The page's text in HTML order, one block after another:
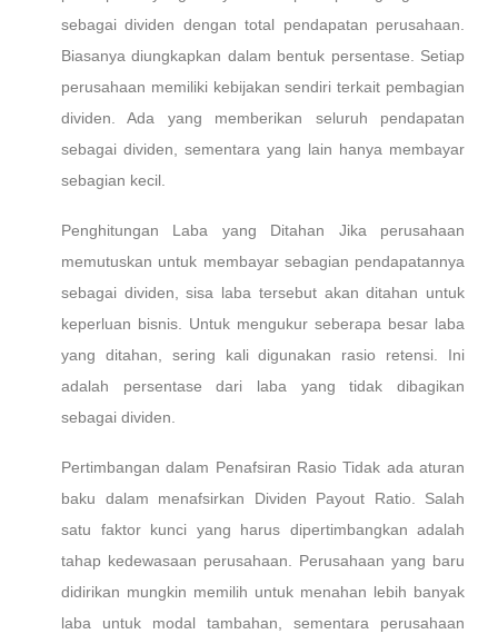
sebagai dividen dengan total pendapatan perusahaan.
Biasanya diungkapkan dalam bentuk persentase. Setiap
perusahaan memiliki kebijakan sendiri terkait pembagian
dividen. Ada yang memberikan seluruh pendapatan
sebagai dividen, sementara yang lain hanya membayar
sebagian kecil.
Penghitungan Laba yang Ditahan Jika perusahaan
memutuskan untuk membayar sebagian pendapatannya
sebagai dividen, sisa laba tersebut akan ditahan untuk
keperluan bisnis. Untuk mengukur seberapa besar laba
yang ditahan, sering kali digunakan rasio retensi. Ini
adalah persentase dari laba yang tidak dibagikan
sebagai dividen.
Pertimbangan dalam Penafsiran Rasio Tidak ada aturan
baku dalam menafsirkan Dividen Payout Ratio. Salah
satu faktor kunci yang harus dipertimbangkan adalah
tahap kedewasaan perusahaan. Perusahaan yang baru
didirikan mungkin memilih untuk menahan lebih banyak
laba untuk modal tambahan, sementara perusahaan